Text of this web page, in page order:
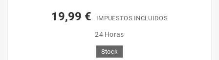
19,99 € IMPUESTOS INCLUIDOS
24 Horas
Stock